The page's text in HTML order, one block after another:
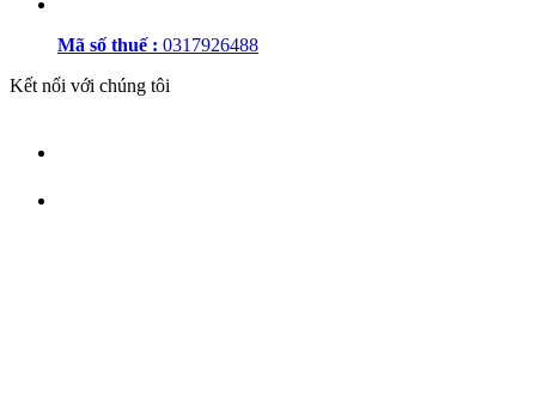
Mã số thuế : 0317926488
Kết nối với chúng tôi